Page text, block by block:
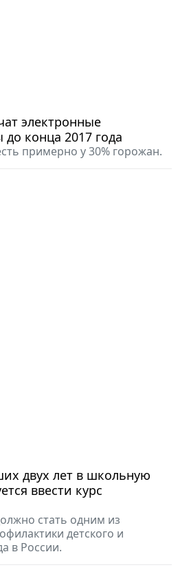
электронные
конца 2017 года
примерно у 30% горожан.
двух лет в школьную
ввести курс
стать одним из
детского и
в России.